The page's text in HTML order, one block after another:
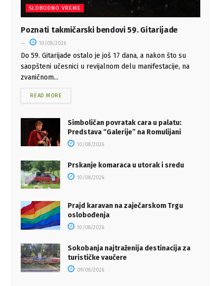
SLOBODNO VREME
Poznati takmičarski bendovi 59. Gitarijade
10/08/2026
Do 59. Gitarijade ostalo je još 17 dana, a nakon što su
saopšteni učesnici u revijalnom delu manifestacije, na
zvaničnom...
READ MORE
Simboličan povratak cara u palatu:
Predstava “Galerije” na Romulijani
10/08/2026
Prskanje komaraca u utorak i sredu
10/08/2026
Prajd karavan na zaječarskom Trgu
oslobođenja
10/08/2026
Sokobanja najtraženija destinacija za
turističke vaučere
09/08/2026